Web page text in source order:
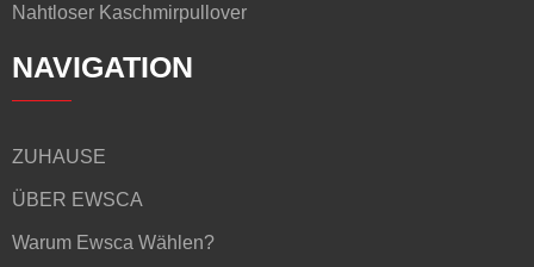
Nahtloser Kaschmirpullover
NAVIGATION
ZUHAUSE
ÜBER EWSCA
Warum Ewsca Wählen?